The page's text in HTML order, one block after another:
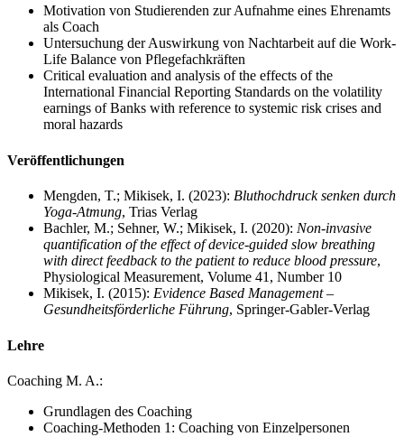
Motivation von Studierenden zur Aufnahme eines Ehrenamts
als Coach
Untersuchung der Auswirkung von Nachtarbeit auf die Work-
Life Balance von Pflegefachkräften
Critical evaluation and analysis of the effects of the
International Financial Reporting Standards on the volatility
earnings of Banks with reference to systemic risk crises and
moral hazards
Veröffentlichungen
Mengden, T.; Mikisek, I. (2023): Bluthochdruck senken durch
Yoga-Atmung, Trias Verlag
Bachler, M.; Sehner, W.; Mikisek, I. (2020): Non-invasive
quantification of the effect of device-guided slow breathing
with direct feedback to the patient to reduce blood pressure,
Physiological Measurement, Volume 41, Number 10
Mikisek, I. (2015): Evidence Based Management –
Gesundheitsförderliche Führung, Springer-Gabler-Verlag
Lehre
Coaching M. A.:
Grundlagen des Coaching
Coaching-Methoden 1: Coaching von Einzelpersonen